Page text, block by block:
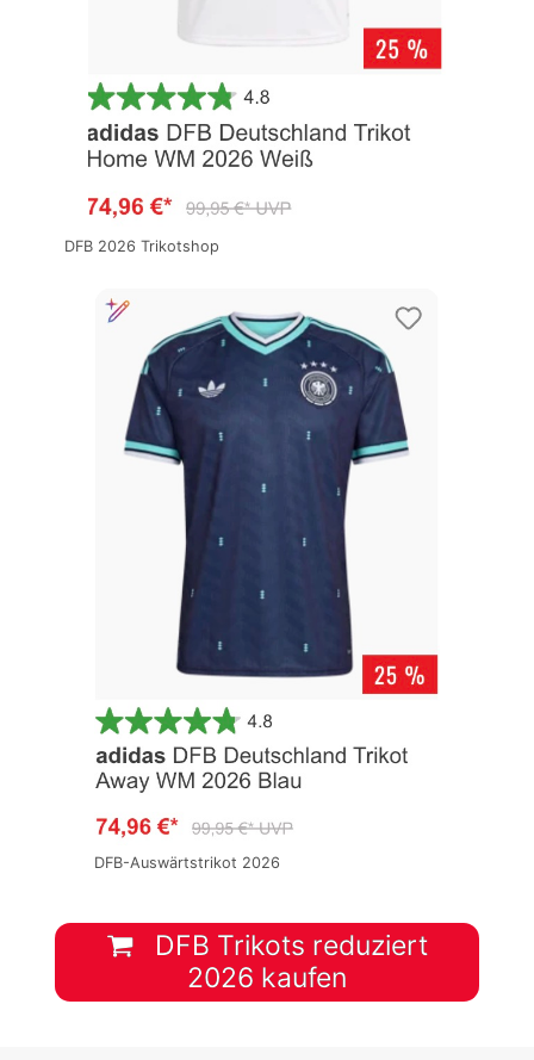
DFB 2026 Trikotshop
DFB-Auswärtstrikot 2026
DFB Trikots reduziert
2026 kaufen